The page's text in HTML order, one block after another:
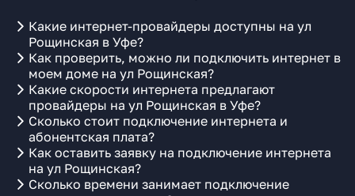
Какие интернет-провайдеры доступны на ул
Рощинская в Уфе?
Как проверить, можно ли подключить интернет в
моем доме на ул Рощинская?
Какие скорости интернета предлагают
провайдеры на ул Рощинская в Уфе?
Сколько стоит подключение интернета и
абонентская плата?
Как оставить заявку на подключение интернета
на ул Рощинская?
Сколько времени занимает подключение